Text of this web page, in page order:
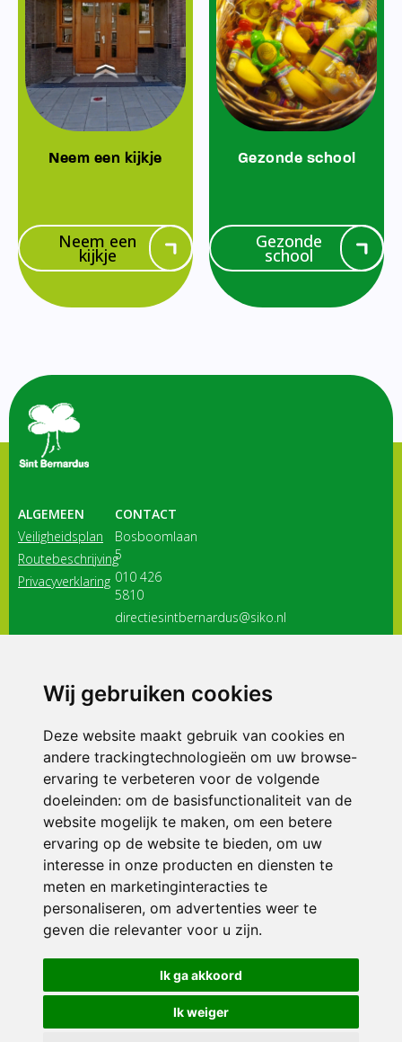
Wij gebruiken cookies
Deze website maakt gebruik van cookies en
andere trackingtechnologieën om uw browse-
ervaring te verbeteren voor de volgende
doeleinden: om de basisfunctionaliteit van de
website mogelijk te maken, om een betere
ervaring op de website te bieden, om uw
interesse in onze producten en diensten te
meten en marketinginteracties te
personaliseren, om advertenties weer te
geven die relevanter voor u zijn.
Ik ga akkoord
Ik weiger
Neem een kijkje
Neem een
kijkje
Gezonde school
Gezonde
school
ALGEMEEN
Veiligheidsplan
Routebeschrijving
Privacyverklaring
CONTACT
Bosboomlaan
5
010 426
5810
directiesintbernardus@siko.nl
3116 JB
ONDERDEEL VAN
© 2026 Sint Bernardus | Alle rechten voorbehouden
Privacy policy|Disclaimer| Klachtenregeling|RSIN en Anbi
voorkeuren
Crealisatie The MindOffice